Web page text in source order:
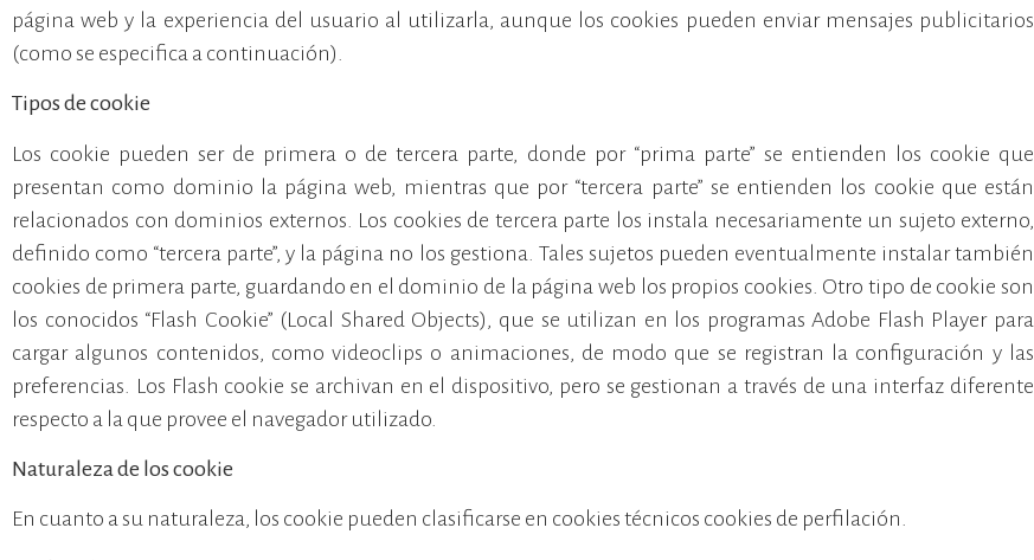
página web y la experiencia del usuario al utilizarla, aunque los cookies pueden enviar mensajes publicitarios
(como se especifica a continuación).
Tipos de cookie
Los cookie pueden ser de primera o de tercera parte, donde por “prima parte” se entienden los cookie que
presentan como dominio la página web, mientras que por “tercera parte” se entienden los cookie que están
relacionados con dominios externos. Los cookies de tercera parte los instala necesariamente un sujeto externo,
definido como “tercera parte”, y la página no los gestiona. Tales sujetos pueden eventualmente instalar también
cookies de primera parte, guardando en el dominio de la página web los propios cookies. Otro tipo de cookie son
los conocidos “Flash Cookie” (Local Shared Objects), que se utilizan en los programas Adobe Flash Player para
cargar algunos contenidos, como videoclips o animaciones, de modo que se registran la configuración y las
preferencias. Los Flash cookie se archivan en el dispositivo, pero se gestionan a través de una interfaz diferente
respecto a la que provee el navegador utilizado.
Naturaleza de los cookie
En cuanto a su naturaleza, los cookie pueden clasificarse en cookies técnicos cookies de perfilación.